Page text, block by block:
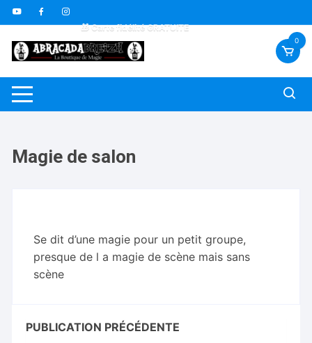
Aller
au
contenu
🎁 Carte fidélité GRATUITE
🎬 Vidéos sous-titrées FR *
0
Magie de salon
Se dit d’une magie pour un petit groupe,
presque de l a magie de scène mais sans
scène
PUBLICATION PRÉCÉDENTE